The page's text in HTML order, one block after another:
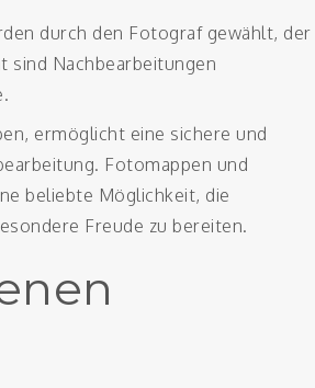
durch den Fotograf gewählt, der
sind Nachbearbeitungen
ermöglicht eine sichere und
Fotomappen und
beliebte Möglichkeit, die
Freude zu bereiten.